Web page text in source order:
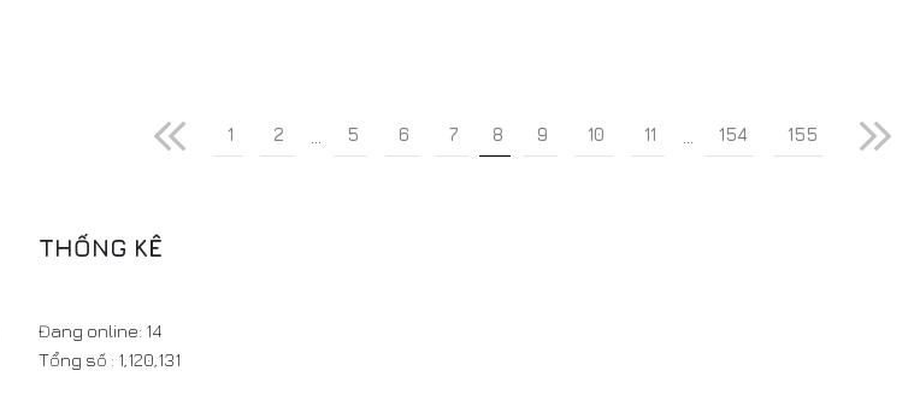
1 2 5 6 7 8 9 10 11 154 155
THỐNG KÊ
Đang online: 14
Tổng số : 1,120,131